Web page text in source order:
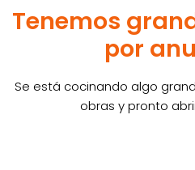
Tenemos
por
Se está cocinando algo
obras y pronto